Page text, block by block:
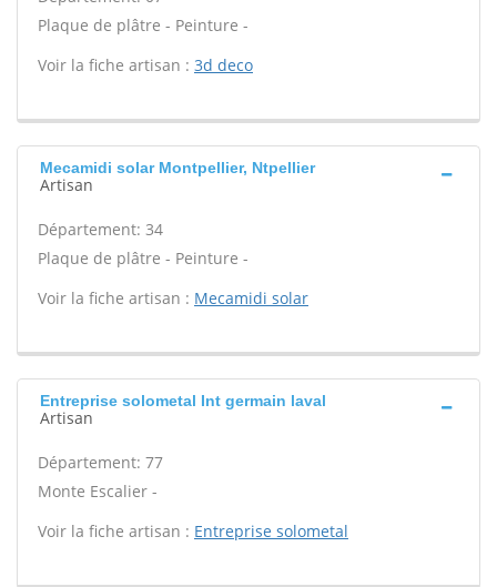
Plaque de plâtre - Peinture -
Voir la fiche artisan : 3d deco
Mecamidi solar Montpellier, Ntpellier
Artisan
Département: 34
Plaque de plâtre - Peinture -
Voir la fiche artisan : Mecamidi solar
Entreprise solometal Int germain laval
Artisan
Département: 77
Monte Escalier -
Voir la fiche artisan : Entreprise solometal